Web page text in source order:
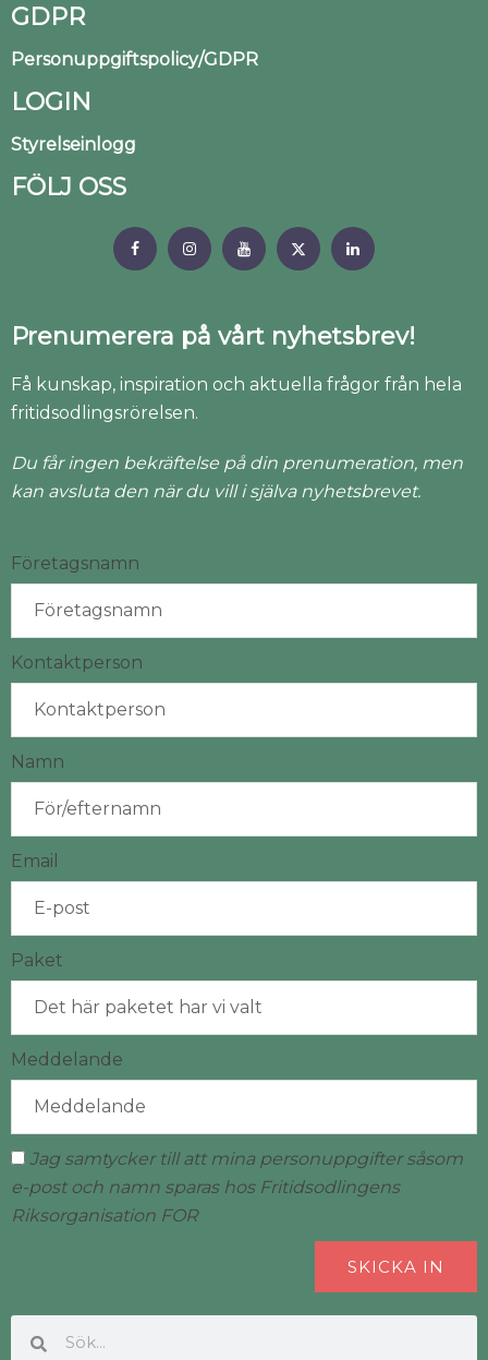
GDPR
Personuppgiftspolicy/GDPR
LOGIN
Styrelseinlogg
FÖLJ OSS
Prenumerera på vårt nyhetsbrev!
Få kunskap, inspiration och aktuella frågor från hela
fritidsodlingsrörelsen.
Du får ingen bekräftelse på din prenumeration, men
kan avsluta den när du vill i själva nyhetsbrevet.
Företagsnamn
Kontaktperson
Namn
Email
Paket
Meddelande
Jag samtycker till att mina personuppgifter såsom
e-post och namn sparas hos Fritidsodlingens
Riksorganisation FOR
SKICKA IN